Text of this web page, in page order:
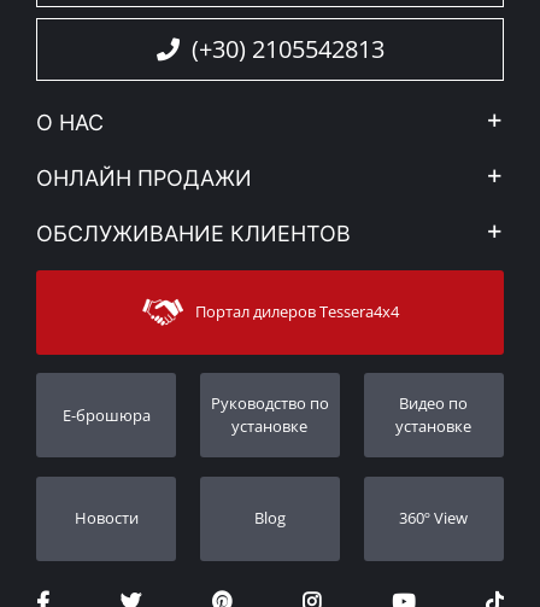
(+30) 2105542813
О НАС
Компания
Новости
Sitemap
ОНЛАЙН ПРОДАЖИ
Mой Aккаунт
Методы доставки
ОБСЛУЖИВАНИЕ КЛИЕНТОВ
Связаться с
Поддержка клиентов
Порядок слежения
Дилеры
Портал дилеров Tessera4x4
E-брошюра
Pуководство по
установке
Видео по
установке
Новости Blog 360º View